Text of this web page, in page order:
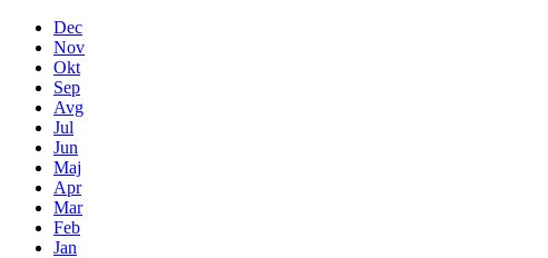
Dec
Nov
Okt
Sep
Avg
Jul
Jun
Maj
Apr
Mar
Feb
Jan